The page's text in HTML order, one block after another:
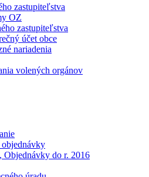
zastupiteľstva
OZ
zastupiteľstva
účet obce
nariadenia
volených orgánov
Objednávky do r. 2016